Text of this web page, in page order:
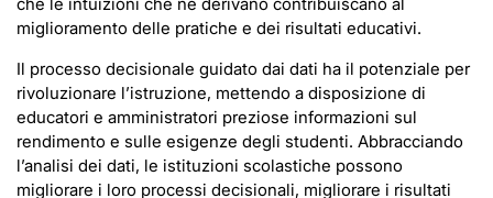
miglioramento delle pratiche e dei risultati educativi.
Il processo decisionale guidato dai dati ha il potenziale per
rivoluzionare l’istruzione, mettendo a disposizione di
educatori e amministratori preziose informazioni sul
rendimento e sulle esigenze degli studenti. Abbracciando
l’analisi dei dati, le istituzioni scolastiche possono
migliorare i loro processi decisionali, migliorare i risultati